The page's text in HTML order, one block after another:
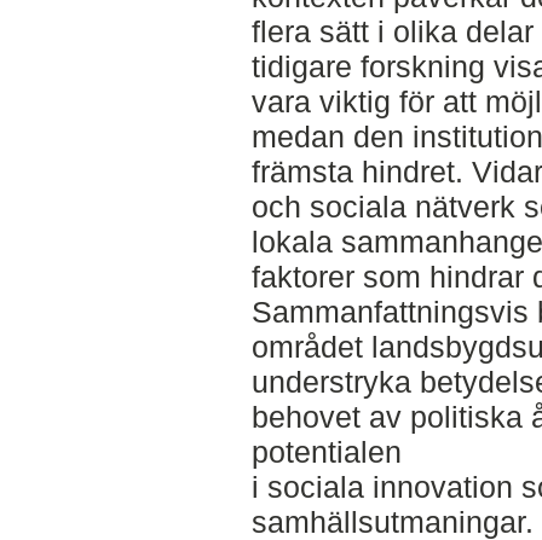
flera sätt i olika
tidigare forskning
vara viktig för att
medan den
främsta hindret.
och sociala nätverk
lokala
faktorer som hindrar
Sammanfattningsvis
området
understryka
behovet av politiska
potentialen
i sociala innovation
samhällsutmaningar.